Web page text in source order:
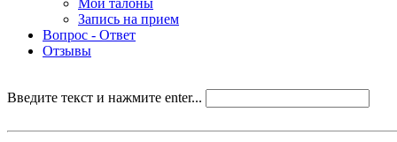
Мои талоны
Запись на прием
Вопрос - Ответ
Отзывы
Введите текст и нажмите enter...